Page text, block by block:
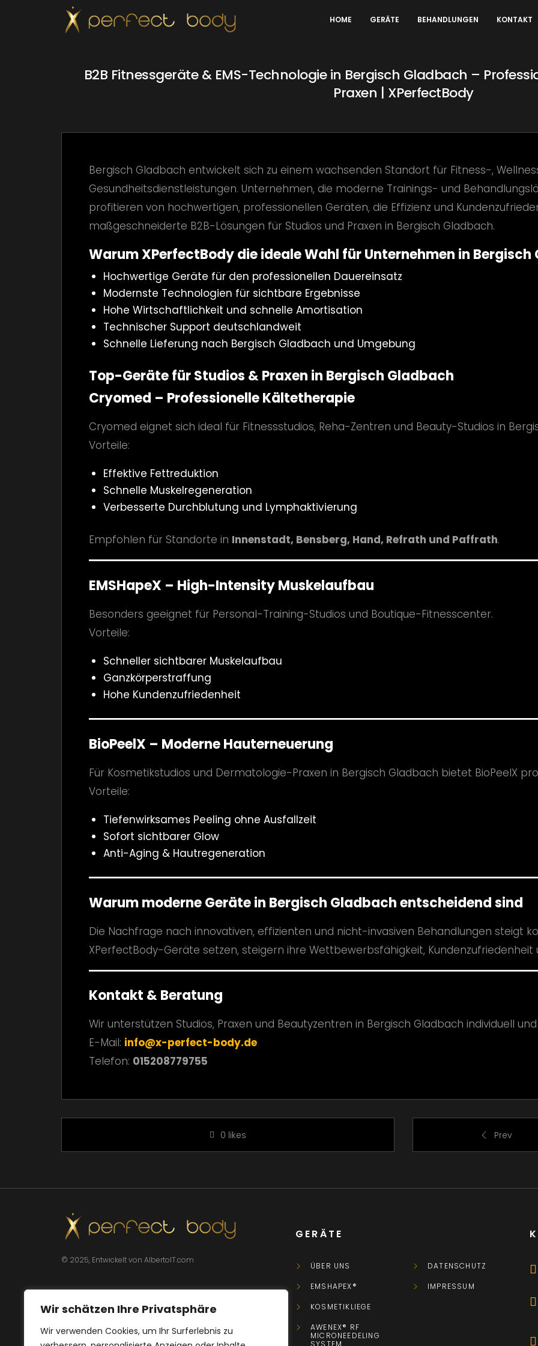
Wir schätzen Ihre Privatsphäre
Wir verwenden Cookies, um Ihr Surferlebnis zu
HOME GERÄTE BEHANDLUNGEN KONTAKT
B2B Fitnessgeräte & EMS-Technologie in Bergisch Gladbach –
Praxen | XPerfectBody
Bergisch Gladbach entwickelt sich zu einem wachsenden Standort für Fitness-,
Gesundheitsdienstleistungen. Unternehmen, die moderne Trainings- und
profitieren von hochwertigen, professionellen Geräten, die Effizienz und
maßgeschneiderte B2B-Lösungen für Studios und Praxen in Bergisch Gladbach.
Warum XPerfectBody die ideale Wahl für Unternehmen in
Hochwertige Geräte für den professionellen Dauereinsatz
Modernste Technologien für sichtbare Ergebnisse
Hohe Wirtschaftlichkeit und schnelle Amortisation
Technischer Support deutschlandweit
Schnelle Lieferung nach Bergisch Gladbach und Umgebung
Top-Geräte für Studios & Praxen in Bergisch Gladbach
Cryomed – Professionelle Kältetherapie
Cryomed eignet sich ideal für Fitnessstudios, Reha-Zentren und Beauty-Studios in
Vorteile:
Effektive Fettreduktion
Schnelle Muskelregeneration
Verbesserte Durchblutung und Lymphaktivierung
Empfohlen für Standorte in Innenstadt, Bensberg, Hand, Refrath und Paffrath.
EMSHapeX – High-Intensity Muskelaufbau
Besonders geeignet für Personal-Training-Studios und Boutique-Fitnesscenter.
Vorteile:
Schneller sichtbarer Muskelaufbau
Ganzkörperstraffung
Hohe Kundenzufriedenheit
BioPeelX – Moderne Hauterneuerung
Für Kosmetikstudios und Dermatologie-Praxen in Bergisch Gladbach bietet BioPeelX
Vorteile:
Tiefenwirksames Peeling ohne Ausfallzeit
Sofort sichtbarer Glow
Anti-Aging & Hautregeneration
Warum moderne Geräte in Bergisch Gladbach entscheidend sind
Die Nachfrage nach innovativen, effizienten und nicht-invasiven Behandlungen steigt
XPerfectBody-Geräte setzen, steigern ihre Wettbewerbsfähigkeit, Kundenzufriedenheit
Kontakt & Beratung
Wir unterstützen Studios, Praxen und Beautyzentren in Bergisch Gladbach individuell
E-Mail: info@x-perfect-body.de
Telefon: 015208779755
0 likes Prev
© 2025, Entwickelt von AlbertoIT.com
GERÄTE
ÜBER UNS
EMSHAPEX®
KOSMETIKLIEGE
AWENEX® RF
MICRONEEDELING
SYSTEM
DATENSCHUTZ
IMPRESSUM